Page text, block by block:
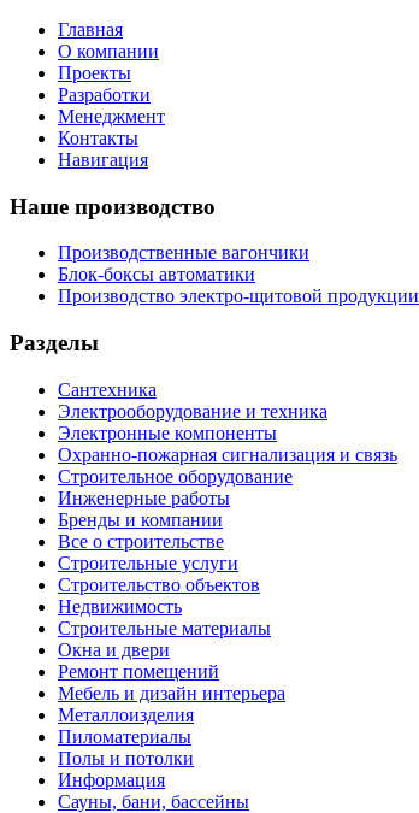
Главная
О компании
Проекты
Разработки
Менеджмент
Контакты
Навигация
Наше производство
Производственные вагончики
Блок-боксы автоматики
Производство электро-щитовой продукции
Разделы
Сантехника
Электрооборудование и техника
Электронные компоненты
Охранно-пожарная сигнализация и связь
Строительное оборудование
Инженерные работы
Бренды и компании
Все о строительстве
Строительные услуги
Строительство объектов
Недвижимость
Строительные материалы
Окна и двери
Ремонт помещений
Мебель и дизайн интерьера
Металлоизделия
Пиломатериалы
Полы и потолки
Информация
Сауны, бани, бассейны